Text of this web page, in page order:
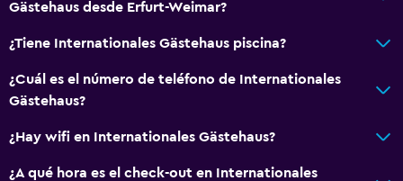
Gästehaus desde Erfurt-Weimar?
¿Tiene Internationales Gästehaus piscina?
¿Cuál es el número de teléfono de Internationales
Gästehaus?
¿Hay wifi en Internationales Gästehaus?
¿A qué hora es el check-out en Internationales